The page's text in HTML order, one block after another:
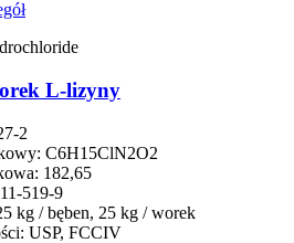
L-lizyny
2
C6H15ClN2O2
182,65
519-9
kg / bęben, 25 kg / worek
USP, FCCIV